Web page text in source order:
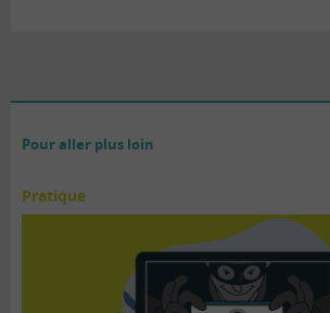
Pour aller plus loin
Pratique